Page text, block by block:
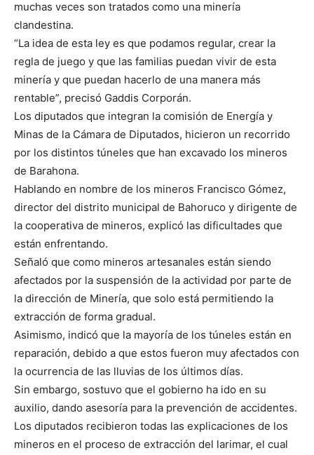
muchas veces son tratados como una minería
clandestina.
“La idea de esta ley es que podamos regular, crear la
regla de juego y que las familias puedan vivir de esta
minería y que puedan hacerlo de una manera más
rentable”, precisó Gaddis Corporán.
Los diputados que integran la comisión de Energía y
Minas de la Cámara de Diputados, hicieron un recorrido
por los distintos túneles que han excavado los mineros
de Barahona.
Hablando en nombre de los mineros Francisco Gómez,
director del distrito municipal de Bahoruco y dirigente de
la cooperativa de mineros, explicó las dificultades que
están enfrentando.
Señaló que como mineros artesanales están siendo
afectados por la suspensión de la actividad por parte de
la dirección de Minería, que solo está permitiendo la
extracción de forma gradual.
Asimismo, indicó que la mayoría de los túneles están en
reparación, debido a que estos fueron muy afectados con
la ocurrencia de las lluvias de los últimos días.
Sin embargo, sostuvo que el gobierno ha ido en su
auxilio, dando asesoría para la prevención de accidentes.
Los diputados recibieron todas las explicaciones de los
mineros en el proceso de extracción del larimar, el cual